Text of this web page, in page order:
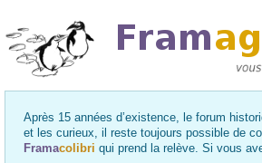
Après 15 années d’existence, le forum
et les curieux, il reste toujours possible de
Framacolibri qui prend la relève. Si vous